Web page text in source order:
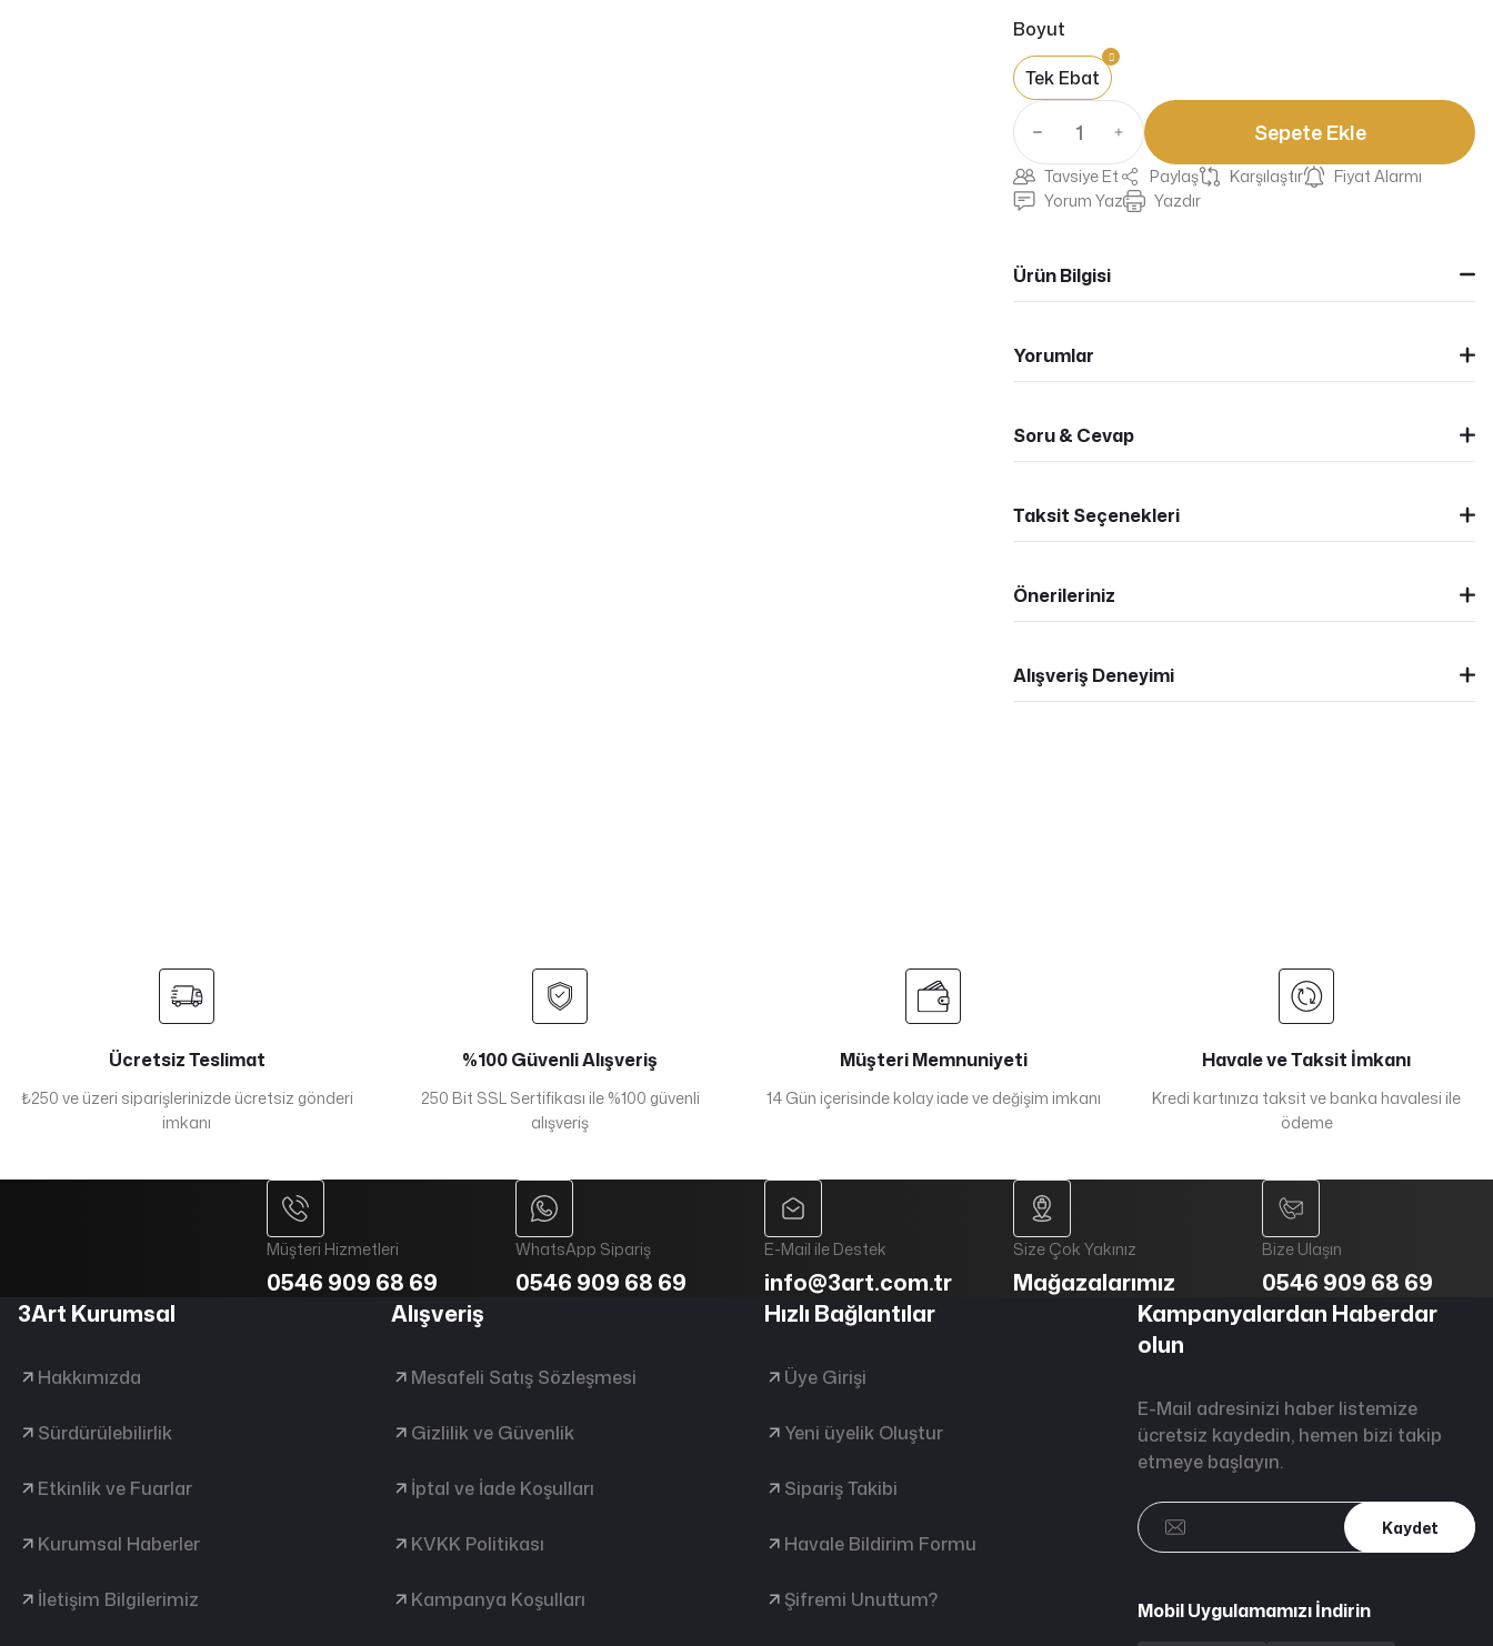
Boyut
Tek Ebat
Sepete Ekle
Tavsiye Et Paylaş Karşılaştır
Fiyat Alarmı
Yorum Yaz
Yazdır
Ürün Bilgisi
Yorumlar
Soru & Cevap
Taksit Seçenekleri
Önerileriniz
Alışveriş Deneyimi
Ücretsiz Teslimat
₺250 ve üzeri siparişlerinizde ücretsiz gönderi
imkanı
%100 Güvenli Alışveriş
250 Bit SSL Sertifikası ile %100 güvenli
alışveriş
Müşteri Memnuniyeti
14 Gün içerisinde kolay iade ve değişim imkanı
Havale ve Taksit İmkanı
Kredi kartınıza taksit ve banka havalesi ile
ödeme
Müşteri Hizmetleri
0546 909 68 69
WhatsApp Sipariş
0546 909 68 69
E-Mail ile Destek
info@3art.com.tr
Size Çok Yakınız
Mağazalarımız
Bize Ulaşın
0546 909 68 69
3Art Kurumsal
Hakkımızda
Sürdürülebilirlik
Etkinlik ve Fuarlar
Kurumsal Haberler
İletişim Bilgilerimiz
Alışveriş
Mesafeli Satış Sözleşmesi
Gizlilik ve Güvenlik
İptal ve İade Koşulları
KVKK Politikası
Kampanya Koşulları
Hızlı Bağlantılar
Üye Girişi
Yeni üyelik Oluştur
Sipariş Takibi
Havale Bildirim Formu
Şifremi Unuttum?
Kampanyalardan Haberdar
olun
E-Mail adresinizi haber listemize
ücretsiz kaydedin, hemen bizi takip
etmeye başlayın.
Kaydet
Mobil Uygulamamızı İndirin